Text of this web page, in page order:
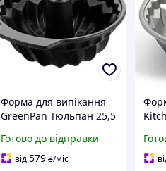
Форма для випікання
GreenPan Тюльпан 25,5
покриттям (CC007774-
001)
Готово до відправки
від579₴/міс